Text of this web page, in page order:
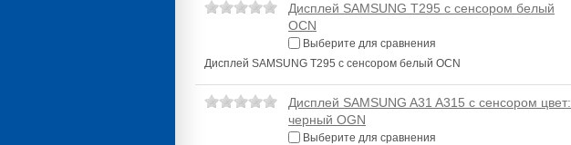
Дисплей SAMSUNG T295 с сенсором белый
OCN
Выберите для сравнения
Дисплей SAMSUNG T295 с сенсором белый OCN
Дисплей SAMSUNG A31 A315 с сенсором цвет:
черный OGN
Выберите для сравнения